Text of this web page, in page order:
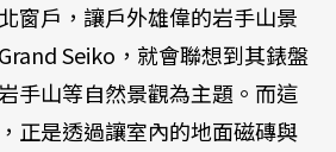
窗戶，讓戶外雄偉的岩手山景
Seiko，就會聯想到其錶盤
手山等自然景觀為主題。而這
正是透過讓室內的地面磁磚與